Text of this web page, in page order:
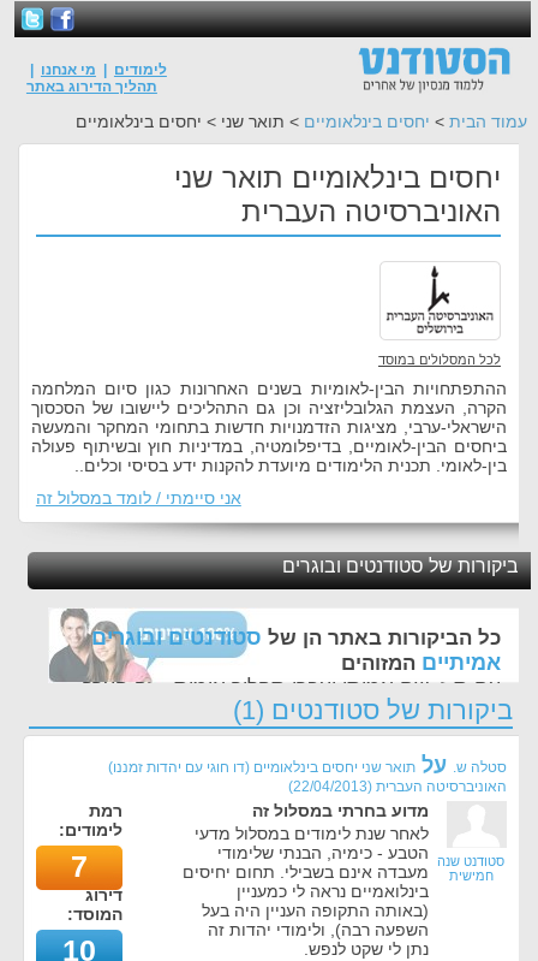
לימודים מי אנחנו
תהליך הדירוג באתר
עמוד הבית > יחסים בינלאומיים > תואר שני > יחסים בינלאומיים
יחסים בינלאומיים תואר שני
האוניברסיטה העברית
לכל המסלולים במוסד
ההתפתחויות הבין-לאומיות בשנים האחרונות כגון סיום המלחמה
הקרה, העצמת הגלובליזציה וכן גם התהליכים ליישובו של הסכסוך
הישראלי-ערבי, מציגות הזדמנויות חדשות בתחומי המחקר והמעשה
ביחסים הבין-לאומיים, בדיפלומטיה, במדיניות חוץ ובשיתוף פעולה
בין-לאומי. תכנית הלימודים מיועדת להקנות ידע בסיסי וכלים..
אני סיימתי / לומד במסלול זה
ביקורות של סטודנטים ובוגרים
כל הביקורות באתר הן של סטודנטים ובוגרים
אמיתיים המזוהים
עם ת.ז, שם אמיתי ועברו תהליך אימות - זה הערך
החשוב לנו ביותר באתר
ביקורות של סטודנטים (1)
סטלה ש. על תואר שני יחסים בינלאומיים (דו חוגי עם יהדות זמננו)
האוניברסיטה העברית (
22/04/2013
)
סטודנט שנה
חמישית
מדוע בחרתי במסלול זה
לאחר שנת לימודים במסלול מדעי
הטבע - כימיה, הבנתי שלימודי
מעבדה אינם בשבילי. תחום יחיסים
בינלואמיים נראה לי כמעניין
(באותה התקופה העניין היה בעל
השפעה רבה), ולימודי יהדות זה
נתן לי שקט לנפש.
רמת
לימודים:
7
דירוג
המוסד:
10